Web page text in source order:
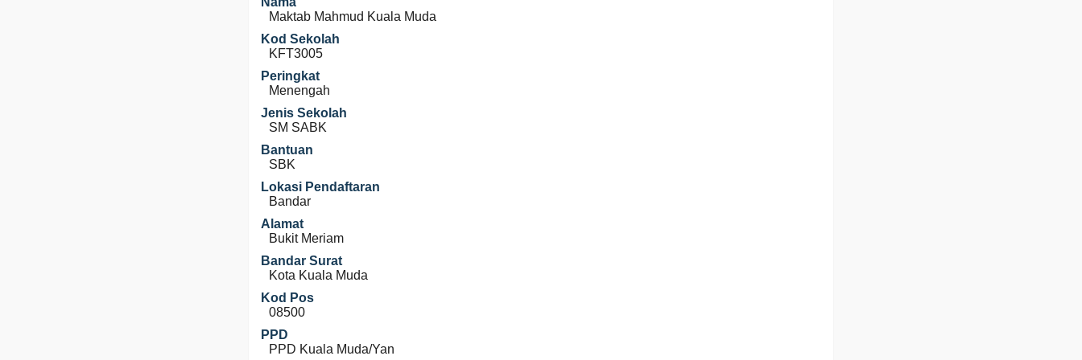
Maktab Mahmud Kuala Muda
Kod Sekolah
KFT3005
Peringkat
Menengah
Jenis Sekolah
SM SABK
Bantuan
SBK
Lokasi Pendaftaran
Bandar
Alamat
Bukit Meriam
Bandar Surat
Kota Kuala Muda
Kod Pos
08500
PPD
PPD Kuala Muda/Yan